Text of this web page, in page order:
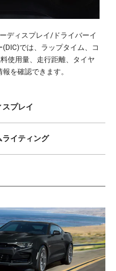
ディスプレイ/ドライバーイ
では、ラップタイム、コ
使用量、走行距離、タイヤ
を確認できます。
プレイ
ライティング